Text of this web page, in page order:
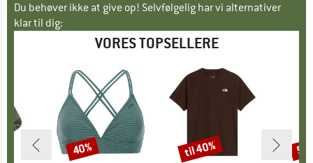
Du behøver ikke at give op! Selvfølgelig har vi alternativer
klar til dig:
VORES TOPSELLERE
Rabat
40% Rabat
til 40%